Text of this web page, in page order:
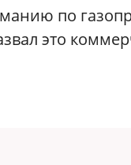
по
это